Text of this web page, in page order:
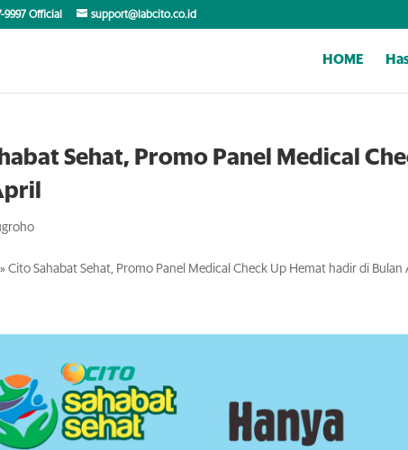
9997 Official support@labcito.co.id
HOME
Sehat, Promo Panel Medical
»Cito Sahabat Sehat, Promo Panel Medical Check Up Hemat hadir di Bulan